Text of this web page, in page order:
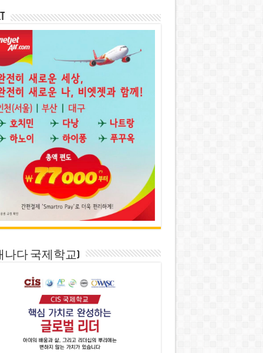
나다 국제학교)